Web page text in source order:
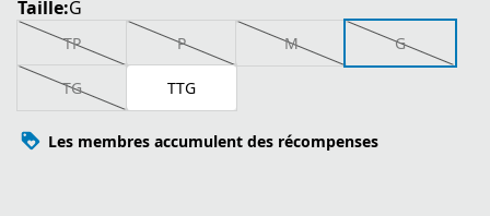
Taille:G
TP P M G
TG TTG
Les membres accumulent des récompenses